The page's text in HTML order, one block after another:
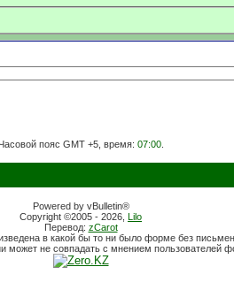
пояс GMT +5, время: 07:00.
Powered by vBulletin®
Copyright ©2005 - 2026, Lilo
Перевод: zCarot
в какой бы то ни было форме без
может не совпадать с мнением пользователей